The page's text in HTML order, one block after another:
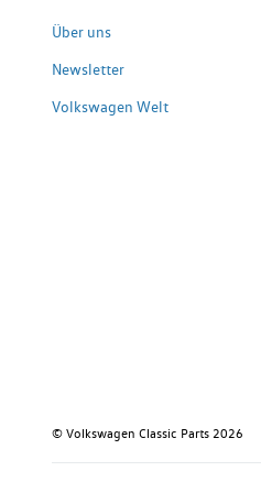
Über uns
Newsletter
Volkswagen Welt
© Volkswagen Classic Parts 2026